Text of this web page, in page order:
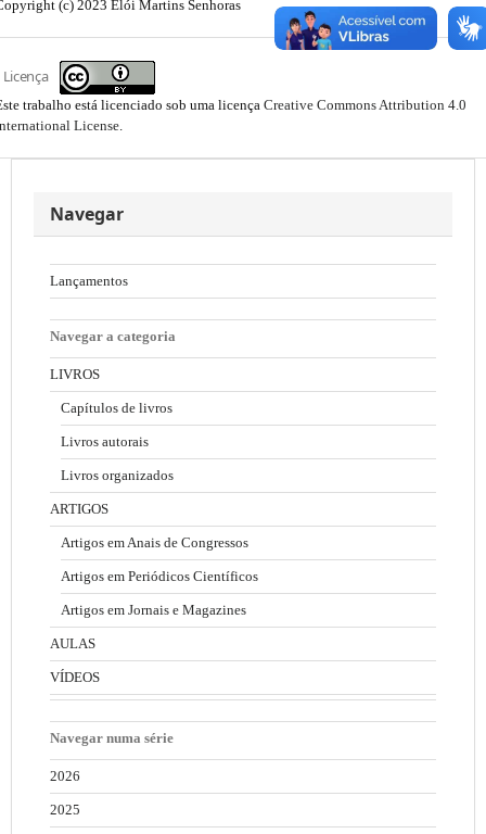
(c) 2023 Elói Martins Senhoras
Licença
trabalho está licenciado sob uma licença Creative Commons Attribution 4.0
License.
Navegar
Lançamentos
Navegar a categoria
LIVROS
Capítulos de livros
Livros autorais
Livros organizados
ARTIGOS
Artigos em Anais de Congressos
Artigos em Periódicos Científicos
Artigos em Jornais e Magazines
AULAS
VÍDEOS
Navegar numa série
2026
2025